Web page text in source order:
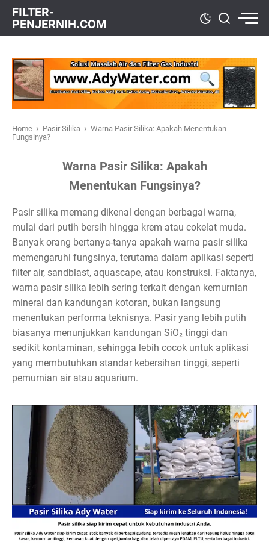
FILTER-
PENJERNIH.COM
Home › Pasir Silika › Warna Pasir Silika: Apakah Menentukan
Fungsinya?
Warna Pasir Silika: Apakah
Menentukan Fungsinya?
Pasir silika memang dikenal dengan berbagai warna,
mulai dari putih bersih hingga krem atau cokelat muda.
Banyak orang bertanya-tanya apakah warna pasir silika
memengaruhi fungsinya, terutama dalam aplikasi seperti
filter air, sandblast, aquascape, atau konstruksi. Faktanya,
warna pasir silika lebih sering terkait dengan kemurnian
mineral dan kandungan kotoran, bukan langsung
menentukan performa teknisnya. Pasir yang lebih putih
biasanya menunjukkan kandungan SiO₂ tinggi dan
sedikit kontaminan, sehingga lebih cocok untuk aplikasi
yang membutuhkan standar kebersihan tinggi, seperti
pemurnian air atau aquarium.